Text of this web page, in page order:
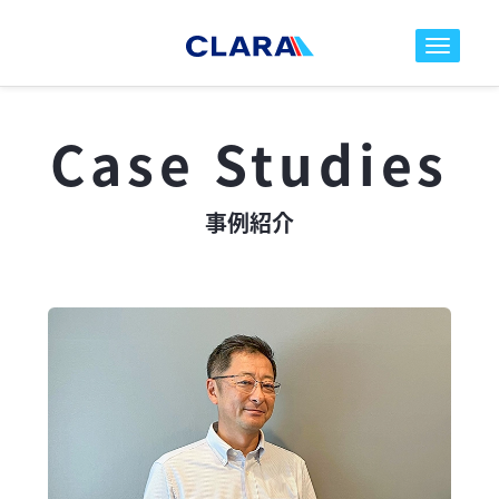
toggle
Case Studies
事例紹介